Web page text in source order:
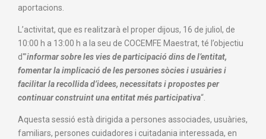
aportacions.
L’activitat, que es realitzarà el proper dijous, 16 de juliol, de
10:00 h a 13:00 h a la seu de COCEMFE Maestrat, té l’objectiu
d'”informar sobre les vies de participació dins de l’entitat,
fomentar la implicació de les persones sòcies i usuàries i
facilitar la recollida d’idees, necessitats i propostes per
continuar construint una entitat més participativa“.
Aquesta sessió està dirigida a persones associades, usuàries,
familiars, persones cuidadores i cuitadania interessada, en